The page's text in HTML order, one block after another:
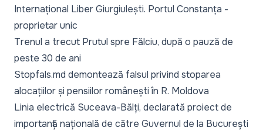
Internațional Liber Giurgiulești. Portul Constanța -
proprietar unic
Trenul a trecut Prutul spre Fălciu, după o pauză de
peste 30 de ani
Stopfals.md demontează falsul privind stoparea
alocațiilor și pensiilor românești în R. Moldova
Linia electrică Suceava-Bălți, declarată proiect de
importanță națională de către Guvernul de la București